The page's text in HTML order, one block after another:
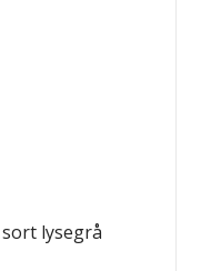
lysegrå